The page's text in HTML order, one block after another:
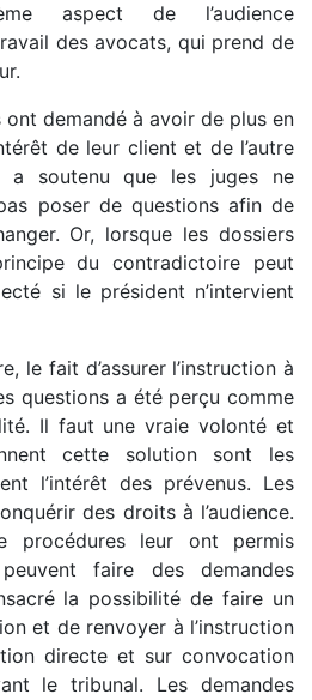
aspect de l’audience
des avocats, qui prend de
ont demandé à avoir de plus en
de leur client et de l’autre
a soutenu que les juges ne
poser de questions afin de
Or, lorsque les dossiers
du contradictoire peut
si le président n’intervient
le fait d’assurer l’instruction à
questions a été perçu comme
Il faut une vraie volonté et
cette solution sont les
l’intérêt des prévenus. Les
des droits à l’audience.
procédures leur ont permis
faire des demandes
la possibilité de faire un
et de renvoyer à l’instruction
directe et sur convocation
le tribunal. Les demandes